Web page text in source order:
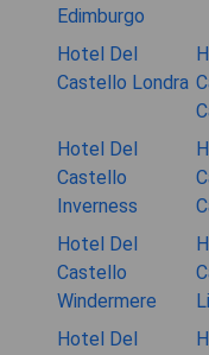
Edimburgo
Hotel Del
Castello Londra
Hotel Del
Castello
Inverness
Hotel Del
Castello
Windermere
Hotel Del